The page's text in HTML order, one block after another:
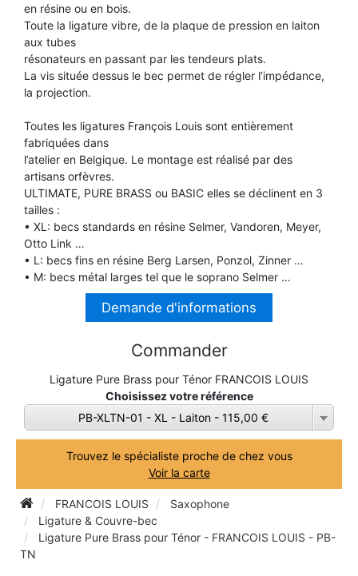
TROMPETTE CORNET BUGLE
TUBA
FLÛTE À BEC
HAUTBOIS
MICROPHONE & ENREGISTREUR
PARTITION
PIANO
SAXHORN EUPHONIUM
TROMBONE
TROMPETTE CORNET BUGLE
TUBA
TROMPETTE CORNET BUGLE
TUBA
en résine ou en bois.
Toute la ligature vibre, de la plaque de pression en laiton
aux tubes
résonateurs en passant par les tendeurs plats.
La vis située dessus le bec permet de régler l’impédance,
la projection.
Toutes les ligatures François Louis sont entièrement
fabriquées dans
l’atelier en Belgique. Le montage est réalisé par des
artisans orfèvres.
ULTIMATE, PURE BRASS ou BASIC elles se déclinent en 3
tailles :
• XL: becs standards en résine Selmer, Vandoren, Meyer,
Otto Link …
• L: becs fins en résine Berg Larsen, Ponzol, Zinner …
• M: becs métal larges tel que le soprano Selmer …
Demande d'informations
Commander
Ligature Pure Brass pour Ténor FRANCOIS LOUIS
Choisissez votre référence
PB-XLTN-01 - XL - Laiton - 115,00 €
Trouvez le spécialiste proche de chez vous
Voir la carte
FRANCOIS LOUIS
Saxophone
Ligature & Couvre-bec
Ligature Pure Brass pour Ténor - FRANCOIS LOUIS - PB-
TN